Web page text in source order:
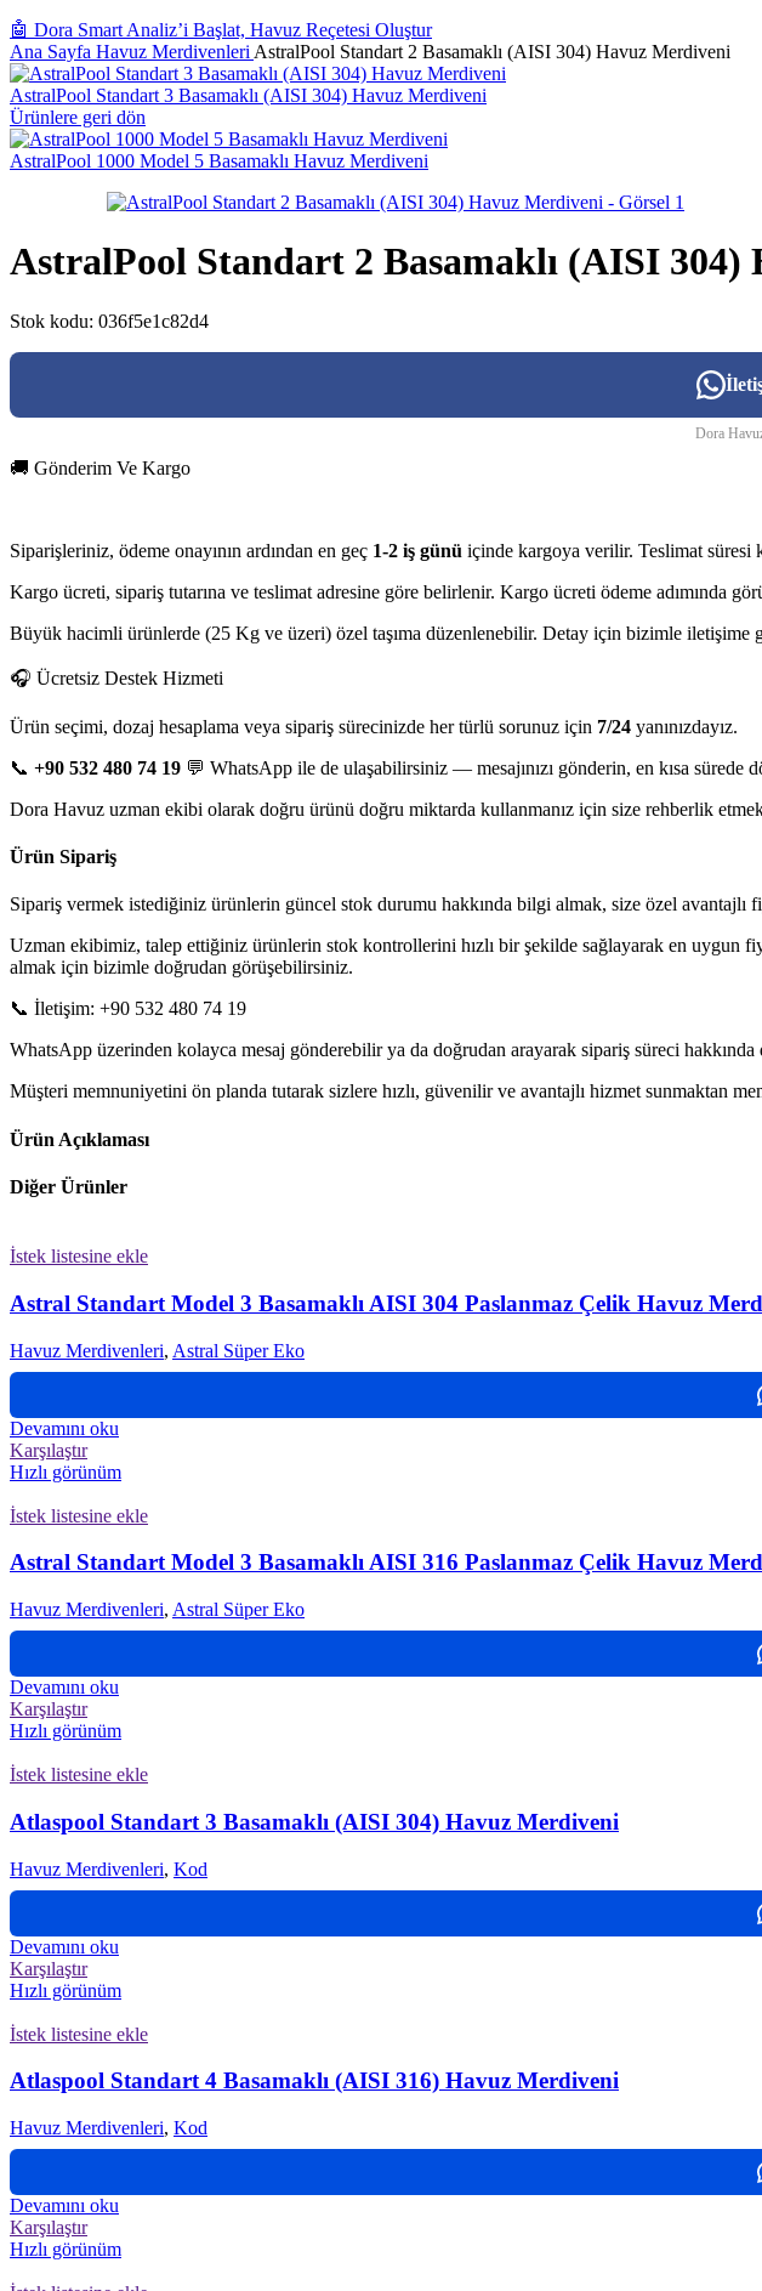
🤖 Dora Smart Analiz’i Başlat, Havuz Reçetesi Oluştur
Ana Sayfa Havuz Merdivenleri AstralPool Standart 2 Basamaklı (AISI 304) Havuz Merdiveni
AstralPool Standart 3 Basamaklı (AISI 304) Havuz Merdiveni
Ürünlere geri dön
AstralPool 1000 Model 5 Basamaklı Havuz Merdiveni
AstralPool Standart 2 Basamaklı (AISI
Stok kodu: 036f5e1c82d4
Dora
🚚 Gönderim Ve Kargo
Siparişleriniz, ödeme onayının ardından en geç 1-2 iş günü içinde kargoya verilir. Teslimat süresi
Kargo ücreti, sipariş tutarına ve teslimat adresine göre belirlenir. Kargo ücreti ödeme adımında
Büyük hacimli ürünlerde (25 Kg ve üzeri) özel taşıma düzenlenebilir. Detay için bizimle iletişime
🎧 Ücretsiz Destek Hizmeti
Ürün seçimi, dozaj hesaplama veya sipariş sürecinizde her türlü sorunuz için 7/24 yanınızdayız.
📞 +90 532 480 74 19 💬 WhatsApp ile de ulaşabilirsiniz — mesajınızı gönderin, en kısa sürede
Dora Havuz uzman ekibi olarak doğru ürünü doğru miktarda kullanmanız için size rehberlik
Ürün Sipariş
Sipariş vermek istediğiniz ürünlerin güncel stok durumu hakkında bilgi almak, size özel
Uzman ekibimiz, talep ettiğiniz ürünlerin stok kontrollerini hızlı bir şekilde sağlayarak en uygun
almak için bizimle doğrudan görüşebilirsiniz.
📞 İletişim: +90 532 480 74 19
WhatsApp üzerinden kolayca mesaj gönderebilir ya da doğrudan arayarak sipariş süreci hakkında
Müşteri memnuniyetini ön planda tutarak sizlere hızlı, güvenilir ve avantajlı hizmet sunmaktan
Ürün Açıklaması
Diğer Ürünler
İstek listesine ekle
Astral Standart Model 3 Basamaklı AISI 304 Paslanmaz Çelik Havuz
Havuz Merdivenleri, Astral Süper Eko
Devamını oku
Karşılaştır
Hızlı görünüm
İstek listesine ekle
Astral Standart Model 3 Basamaklı AISI 316 Paslanmaz Çelik Havuz
Havuz Merdivenleri, Astral Süper Eko
Devamını oku
Karşılaştır
Hızlı görünüm
İstek listesine ekle
Atlaspool Standart 3 Basamaklı (AISI 304) Havuz Merdiveni
Havuz Merdivenleri, Kod
Devamını oku
Karşılaştır
Hızlı görünüm
İstek listesine ekle
Atlaspool Standart 4 Basamaklı (AISI 316) Havuz Merdiveni
Havuz Merdivenleri, Kod
Devamını oku
Karşılaştır
Hızlı görünüm